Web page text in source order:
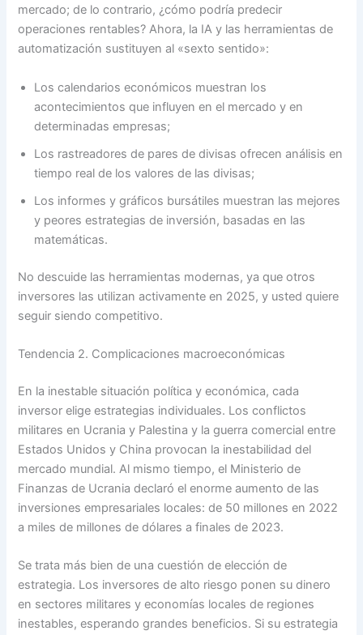
mercado; de lo contrario, ¿cómo podría predecir
operaciones rentables? Ahora, la IA y las herramientas de
automatización sustituyen al «sexto sentido»:
Los calendarios económicos muestran los
acontecimientos que influyen en el mercado y en
determinadas empresas;
Los rastreadores de pares de divisas ofrecen análisis en
tiempo real de los valores de las divisas;
Los informes y gráficos bursátiles muestran las mejores
y peores estrategias de inversión, basadas en las
matemáticas.
No descuide las herramientas modernas, ya que otros
inversores las utilizan activamente en 2025, y usted quiere
seguir siendo competitivo.
Tendencia 2. Complicaciones macroeconómicas
En la inestable situación política y económica, cada
inversor elige estrategias individuales. Los conflictos
militares en Ucrania y Palestina y la guerra comercial entre
Estados Unidos y China provocan la inestabilidad del
mercado mundial. Al mismo tiempo, el Ministerio de
Finanzas de Ucrania declaró el enorme aumento de las
inversiones empresariales locales: de 50 millones en 2022
a miles de millones de dólares a finales de 2023.
Se trata más bien de una cuestión de elección de
estrategia. Los inversores de alto riesgo ponen su dinero
en sectores militares y economías locales de regiones
inestables, esperando grandes beneficios. Si su estrategia